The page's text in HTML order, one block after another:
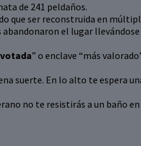
de 241 peldaños.
que ser reconstruida en
el lugar
” o enclave “más
suerte. En lo alto te espera
no te resistirás a un baño en